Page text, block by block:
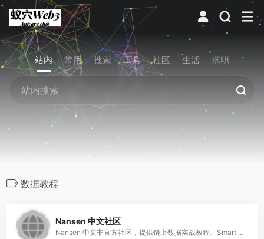
站内 常用 搜索 工具 社区 生活 求职
数据教程
Nansen 中文社区
Nansen 中文非官方社区，提供链上数据实战教程、Smart Money 警报与配置模板，助力投资推演与决策。